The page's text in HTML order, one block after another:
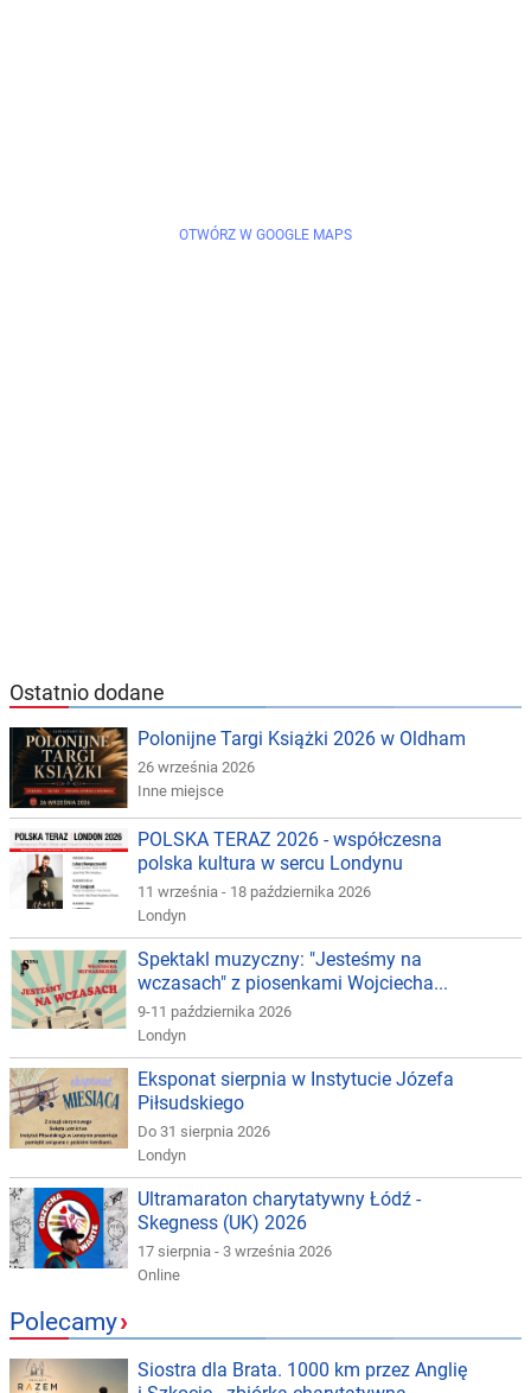
OTWÓRZ W GOOGLE MAPS
Ostatnio dodane
Polonijne Targi Książki 2026 w Oldham
26 września 2026
Inne miejsce
POLSKA TERAZ 2026 - współczesna
polska kultura w sercu Londynu
11 września - 18 października 2026
Londyn
Spektakl muzyczny: "Jesteśmy na
wczasach" z piosenkami Wojciecha...
9-11 października 2026
Londyn
Eksponat sierpnia w Instytucie Józefa
Piłsudskiego
Do 31 sierpnia 2026
Londyn
Ultramaraton charytatywny Łódź -
Skegness (UK) 2026
17 sierpnia - 3 września 2026
Online
Polecamy›
Siostra dla Brata. 1000 km przez Anglię